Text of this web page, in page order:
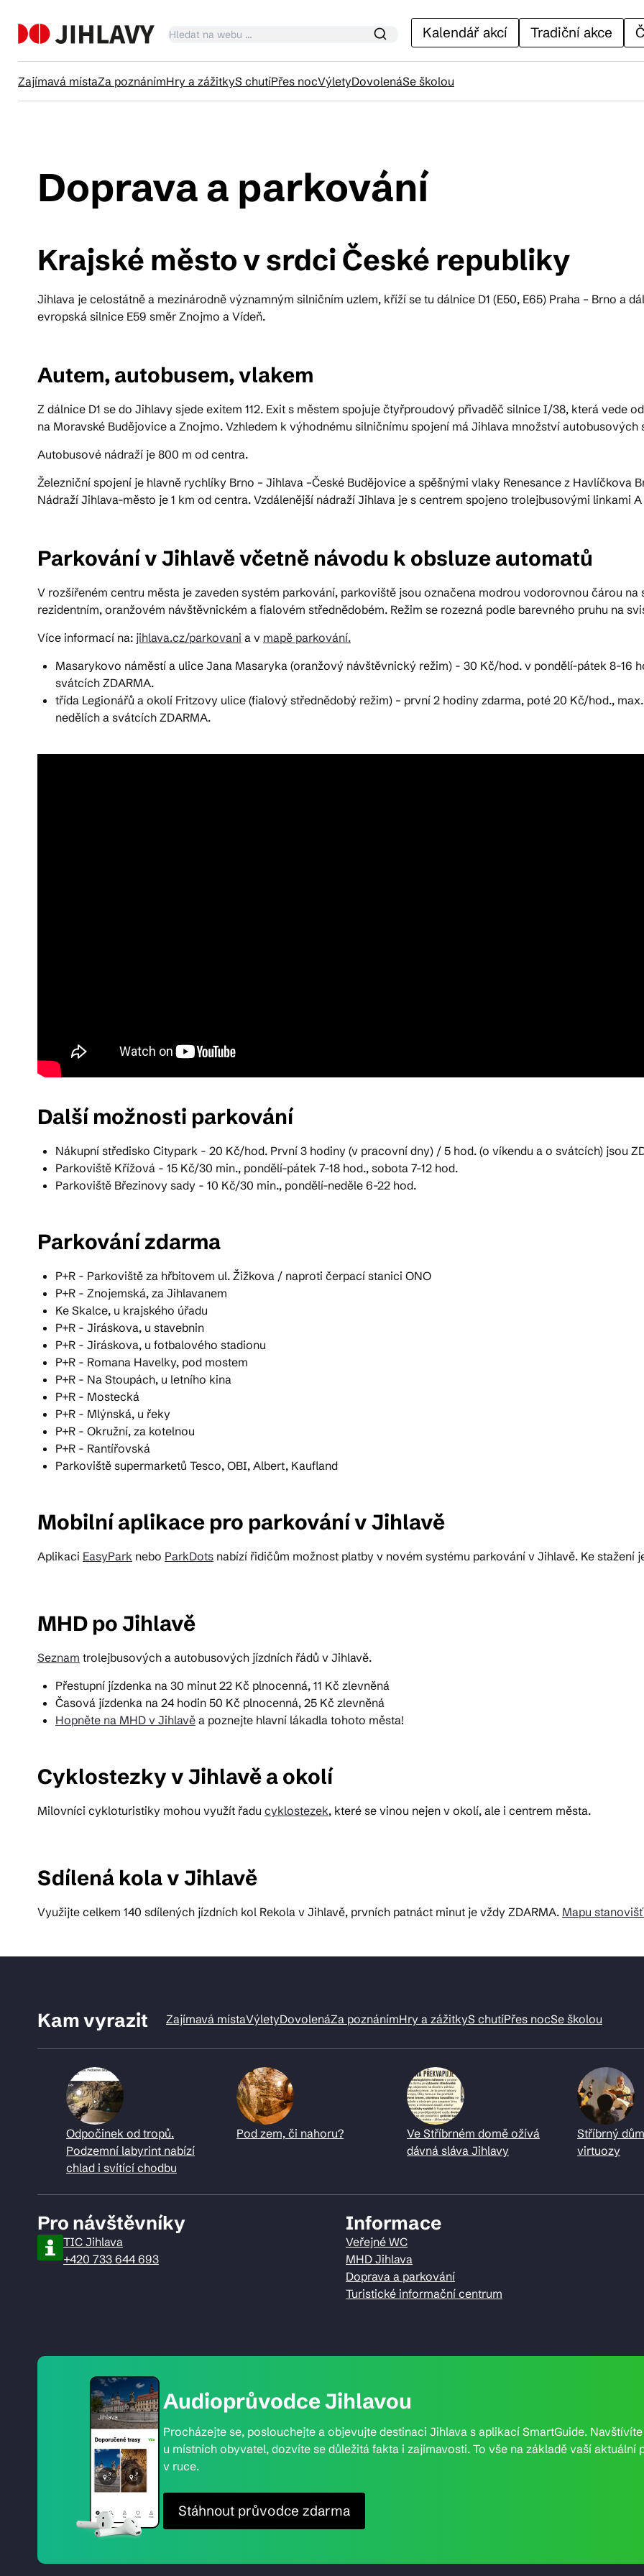
Kalendář akcí Tradiční akce
Zajímavá místaZa poznánímHry a zážitkyS chutíPřes nocVýletyDovolenáSe školou
Tradiční akce
Články
Suvenýry
Kam vyrazit
CS EN
© 2026 Brána Jihlavy
Doprava a parkování
Krajské město v srdci České republiky
Jihlava je celostátně a mezinárodně významným silničním uzlem, kříží se tu dálnice D1 (E50, E65) Praha – Brno a
evropská silnice E59 směr Znojmo a Vídeň.
Autem, autobusem, vlakem
Z dálnice D1 se do Jihlavy sjede exitem 112. Exit s městem spojuje čtyřproudový přivaděč silnice I/38, která vede
na Moravské Budějovice a Znojmo. Vzhledem k výhodnému silničnímu spojení má Jihlava množství
Autobusové nádraží je 800 m od centra.
Železniční spojení je hlavně rychlíky Brno – Jihlava –České Budějovice a spěšnými vlaky Renesance z Havlíčkova
Nádraží Jihlava-město je 1 km od centra. Vzdálenější nádraží Jihlava je s centrem spojeno trolejbusovými linkami A
Parkování v Jihlavě včetně návodu k obsluze automatů
V rozšířeném centru města je zaveden systém parkování, parkoviště jsou označena modrou vodorovnou čárou
rezidentním, oranžovém návštěvnickém a fialovém střednědobém. Režim se rozezná podle barevného pruhu na
Více informací na: jihlava.cz/parkovani a v mapě parkování.
Masarykovo náměstí a ulice Jana Masaryka (oranžový návštěvnický režim) - 30 Kč/hod. v pondělí-pátek 8-16
svátcích ZDARMA.
třída Legionářů a okolí Fritzovy ulice (fialový střednědobý režim) – první 2 hodiny zdarma, poté 20 Kč/hod.,
nedělích a svátcích ZDARMA.
Další možnosti parkování
Nákupní středisko Citypark - 20 Kč/hod. První 3 hodiny (v pracovní dny) / 5 hod. (o víkendu a o svátcích) jsou
Parkoviště Křížová - 15 Kč/30 min., pondělí-pátek 7-18 hod., sobota 7-12 hod.
Parkoviště Březinovy sady - 10 Kč/30 min., pondělí-neděle 6-22 hod.
Parkování zdarma
P+R - Parkoviště za hřbitovem ul. Žižkova / naproti čerpací stanici ONO
P+R - Znojemská, za Jihlavanem
Ke Skalce, u krajského úřadu
P+R - Jiráskova, u stavebnin
P+R - Jiráskova, u fotbalového stadionu
P+R - Romana Havelky, pod mostem
P+R - Na Stoupách, u letního kina
P+R - Mostecká
P+R - Mlýnská, u řeky
P+R - Okružní, za kotelnou
P+R - Rantířovská
Parkoviště supermarketů Tesco, OBI, Albert, Kaufland
Mobilní aplikace pro parkování v Jihlavě
Aplikaci EasyPark nebo ParkDots nabízí řidičům možnost platby v novém systému parkování v Jihlavě. Ke stažení
MHD po Jihlavě
Seznam trolejbusových a autobusových jízdních řádů v Jihlavě.
Přestupní jízdenka na 30 minut 22 Kč plnocenná, 11 Kč zlevněná
Časová jízdenka na 24 hodin 50 Kč plnocenná, 25 Kč zlevněná
Hopněte na MHD v Jihlavě a poznejte hlavní lákadla tohoto města!
Cyklostezky v Jihlavě a okolí
Milovníci cykloturistiky mohou využít řadu cyklostezek, které se vinou nejen v okolí, ale i centrem města.
Sdílená kola v Jihlavě
Využijte celkem 140 sdílených jízdních kol Rekola v Jihlavě, prvních patnáct minut je vždy ZDARMA. Mapu
Kam vyrazit Zajímavá místaVýletyDovolenáZa poznánímHry a zážitkyS chutíPřes nocSe školou
Odpočinek od tropů.
Podzemní labyrint nabízí
chlad i svítící chodbu
Pod zem, či nahoru?
Ve Stříbrném domě ožívá
dávná sláva Jihlavy
Stříbrný
virtuozy
Pro návštěvníky
TIC Jihlava
+420 733 644 693
Informace
Veřejné WC
MHD Jihlava
Doprava a parkování
Turistické informační centrum
Audioprůvodce Jihlavou
Procházejte se, poslouchejte a objevujte destinaci Jihlava s aplikací SmartGuide.
u místních obyvatel, dozvíte se důležitá fakta i zajímavosti. To vše na základě vaší
v ruce.
Stáhnout průvodce zdarma